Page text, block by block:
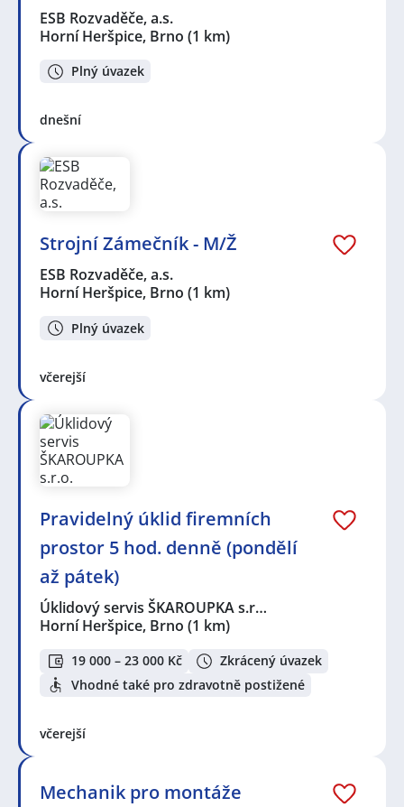
ESB Rozvaděče, a.s.
Horní Heršpice, Brno (1 km)
Plný úvazek
dnešní
Strojní Zámečník - M/Ž
ESB Rozvaděče, a.s.
Horní Heršpice, Brno (1 km)
Plný úvazek
včerejší
Pravidelný úklid firemních
prostor 5 hod. denně (pondělí
až pátek)
Úklidový servis ŠKAROUPKA s.r…
Horní Heršpice, Brno (1 km)
19 000 – 23 000 Kč
Zkrácený úvazek
Vhodné také pro zdravotně postižené
včerejší
Mechanik pro montáže